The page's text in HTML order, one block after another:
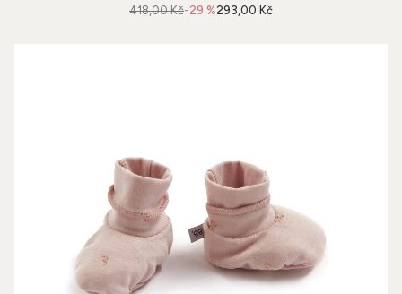
-29 %
418,00 Kč 293,00 Kč